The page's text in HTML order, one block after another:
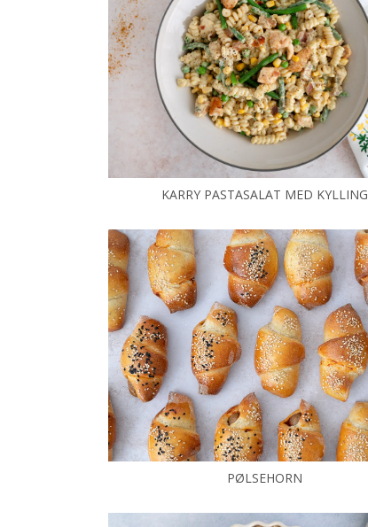
KARRY PASTASALAT MED KYLLING
PØLSEHORN